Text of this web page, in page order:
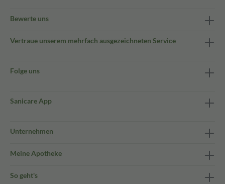
Bewerte uns
Vertraue unserem mehrfach ausgezeichneten Service
Folge uns
Sanicare App
Unternehmen
Meine Apotheke
So geht's